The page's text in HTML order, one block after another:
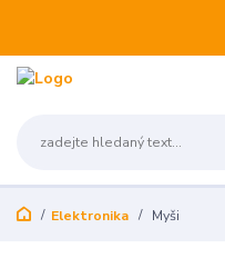
Elektronika Myši